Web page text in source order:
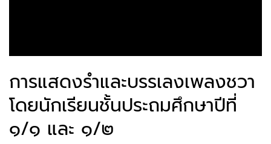
การแสดงรำและบรรเลงเพลงชวา
โดยนักเรียนชั้นประถมศึกษาปีที่
๑/๑ และ ๑/๒